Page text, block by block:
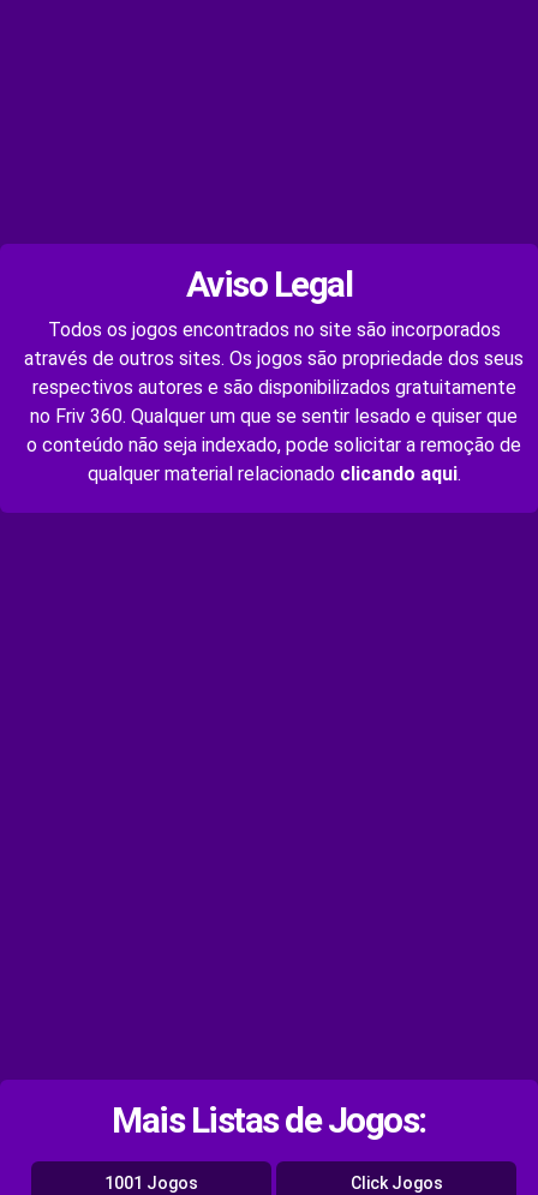
Aviso Legal
Todos os jogos encontrados no site são incorporados
através de outros sites. Os jogos são propriedade dos seus
respectivos autores e são disponibilizados gratuitamente
no Friv 360. Qualquer um que se sentir lesado e quiser que
o conteúdo não seja indexado, pode solicitar a remoção de
qualquer material relacionado clicando aqui.
Mais Listas de Jogos:
1001 Jogos Click Jogos